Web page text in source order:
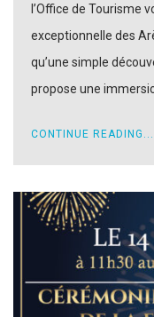
l’Office de Tourisme
exceptionnelle des
qu’une simple
propose une
CONTINUE READING...